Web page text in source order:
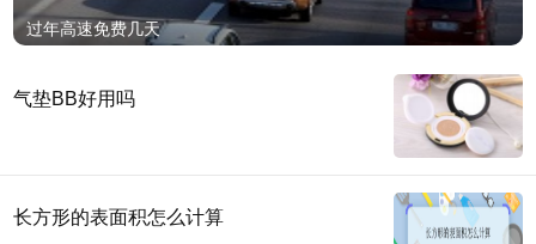
过年高速免费几天
气垫BB好用吗
长方形的表面积怎么计算